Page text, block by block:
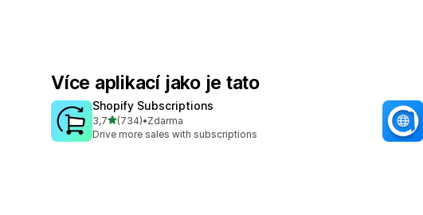
Více aplikací jako je tato
Shopify Subscriptions
3,7z 5 hvězd
(734)
Celkový počet recenzí: 734
•Zdarma
Drive more sales with subscriptions